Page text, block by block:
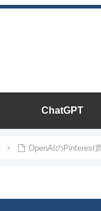
ChatGPT
OpenAIのPinterest